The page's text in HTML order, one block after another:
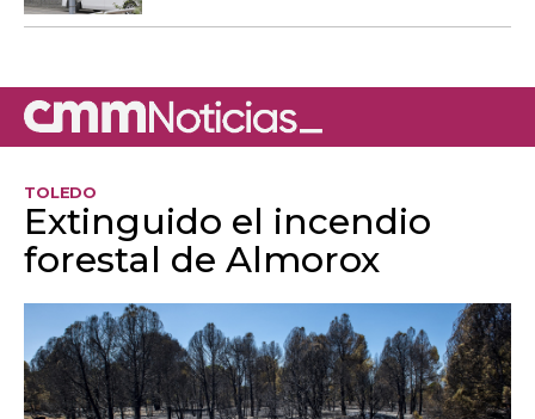
TOLEDO
Extinguido el incendio
forestal de Almorox